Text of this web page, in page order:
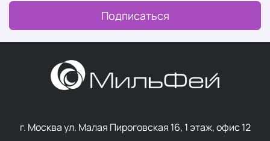
Подписаться
г. Москва ул. Малая Пироговская 16, 1 этаж, офис 12